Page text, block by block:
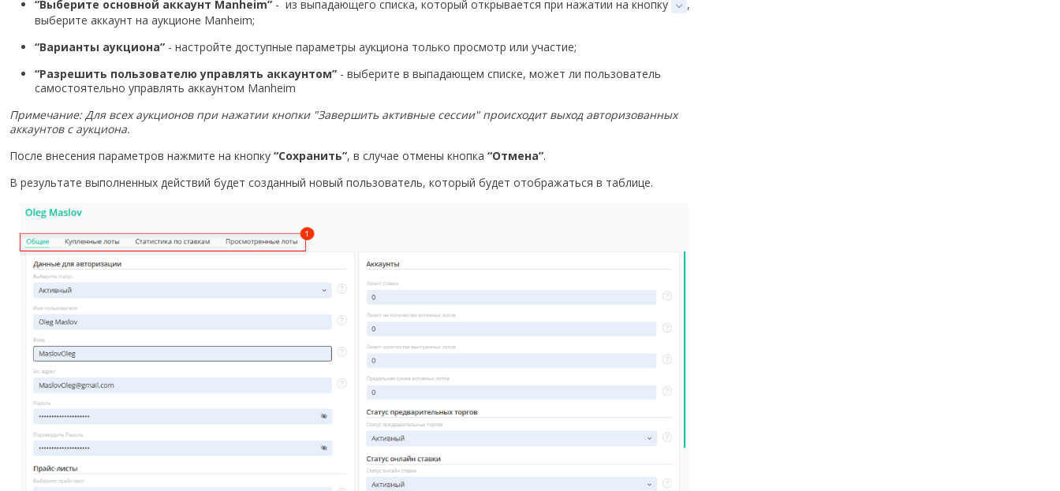
“Выберите основной аккаунт Manheim” - из выпадающего списка, который открывается при нажатии на кнопку
,
выберите аккаунт на аукционе Manheim;
“Варианты аукциона” - настройте доступные параметры аукциона только просмотр или участие;
“Разрешить пользователю управлять аккаунтом” - выберите в выпадающем списке, может ли пользователь
самостоятельно управлять аккаунтом Manheim
Примечание: Для всех аукционов при нажатии кнопки "Завершить активные сессии" происходит выход авторизованных
аккаунтов с аукциона.
После внесения параметров нажмите на кнопку “Сохранить”, в случае отмены кнопка “Отмена”.
В результате выполненных действий будет созданный новый пользователь, который будет отображаться в таблице.